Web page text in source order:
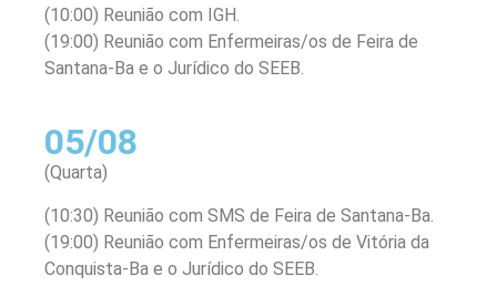
(10:00) Reunião com IGH.
(19:00) Reunião com Enfermeiras/os de Feira de
Santana-Ba e o Jurídico do SEEB.
05/08
(Quarta)
(10:30) Reunião com SMS de Feira de Santana-Ba.
(19:00) Reunião com Enfermeiras/os de Vitória da
Conquista-Ba e o Jurídico do SEEB.